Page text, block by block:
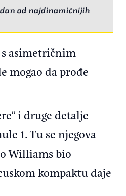
od najdinamičnijih
asimetričnim
mogao da prođe
i druge detalje
1. Tu se njegova
Williams bio
kompaktu daje